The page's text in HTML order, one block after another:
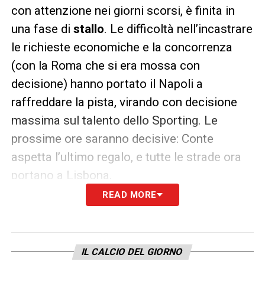
con attenzione nei giorni scorsi, è finita in
una fase di stallo. Le difficoltà nell’incastrare
le richieste economiche e la concorrenza
(con la Roma che si era mossa con
decisione) hanno portato il Napoli a
raffreddare la pista, virando con decisione
massima sul talento dello Sporting. Le
prossime ore saranno decisive: Conte
aspetta l’ultimo regalo, e tutte le strade ora
portano a Lisbona.
READ MORE
IL CALCIO DEL GIORNO